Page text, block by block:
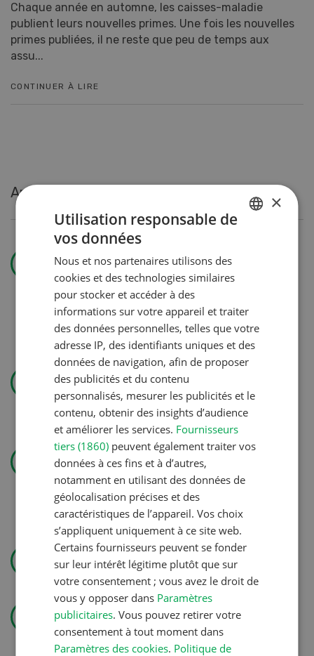
Chaque année en automne, les caisses-maladie
publient leurs nouvelles primes. Une fois les nouvelles
primes publiées, il ne reste que peu de temps aux
assu...
CONTINUER À LIRE
Articles les plus lus
Production animale
Belles et
bien
gestantes
Technique agricole
Solomix
Gestion
Pas de jardin permanent sans
autorisation
Utiliser l’eau avec efficience
Technique agricole
« J’aime les cultures et aussi
soigner les animaux »
×
Utilisation responsable de
vos données
Nous et nos partenaires utilisons des
cookies et des technologies similaires
pour stocker et accéder à des
informations sur votre appareil et traiter
des données personnelles, telles que votre
adresse IP, des identifiants uniques et des
données de navigation, afin de proposer
des publicités et du contenu
personnalisés, mesurer les publicités et le
contenu, obtenir des insights d’audience
et améliorer les services. Fournisseurs
tiers (1860) peuvent également traiter vos
données à ces fins et à d’autres,
notamment en utilisant des données de
géolocalisation précises et des
caractéristiques de l’appareil. Vos choix
s’appliquent uniquement à ce site web.
Certains fournisseurs peuvent se fonder
sur leur intérêt légitime plutôt que sur
votre consentement ; vous avez le droit de
vous y opposer dans Paramètres
publicitaires. Vous pouvez retirer votre
consentement à tout moment dans
Paramètres des cookies. Politique de